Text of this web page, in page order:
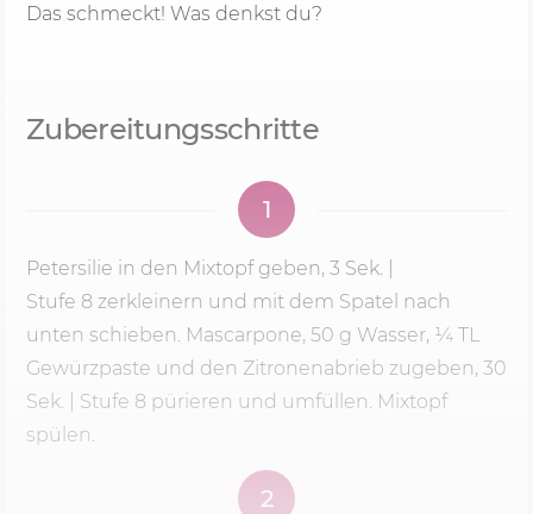
Das schmeckt! Was denkst du?
Zubereitungsschritte
1
Petersilie in den Mixtopf geben, 3 Sek.
Stufe 8 zerkleinern und mit dem Spatel nach
unten schieben. Mascarpone, 50 g Wasser, ¼ TL
Gewürzpaste und den Zitronenabrieb zugeben, 30
Sek. | Stufe 8 pürieren und umfüllen. Mixtopf
spülen.
2